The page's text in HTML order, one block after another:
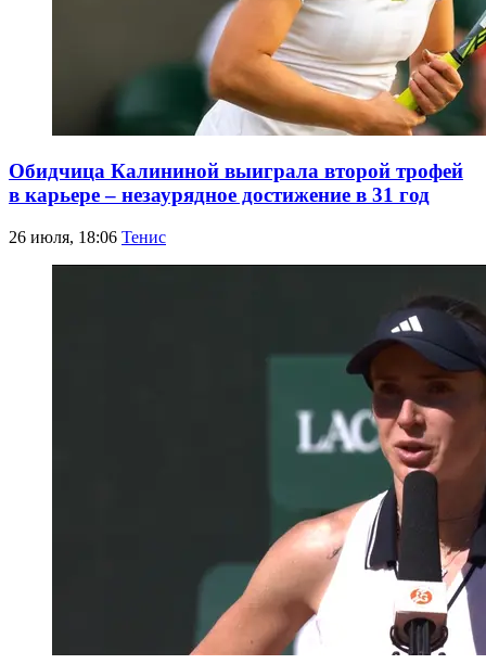
Обидчица Калининой выиграла второй трофей
в карьере – незаурядное достижение в 31 год
26 июля, 18:06 Тенис